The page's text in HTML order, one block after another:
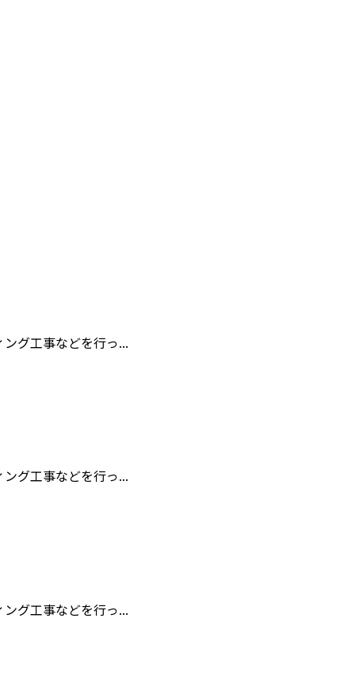
グ工事などを行っ...
グ工事などを行っ...
グ工事などを行っ...